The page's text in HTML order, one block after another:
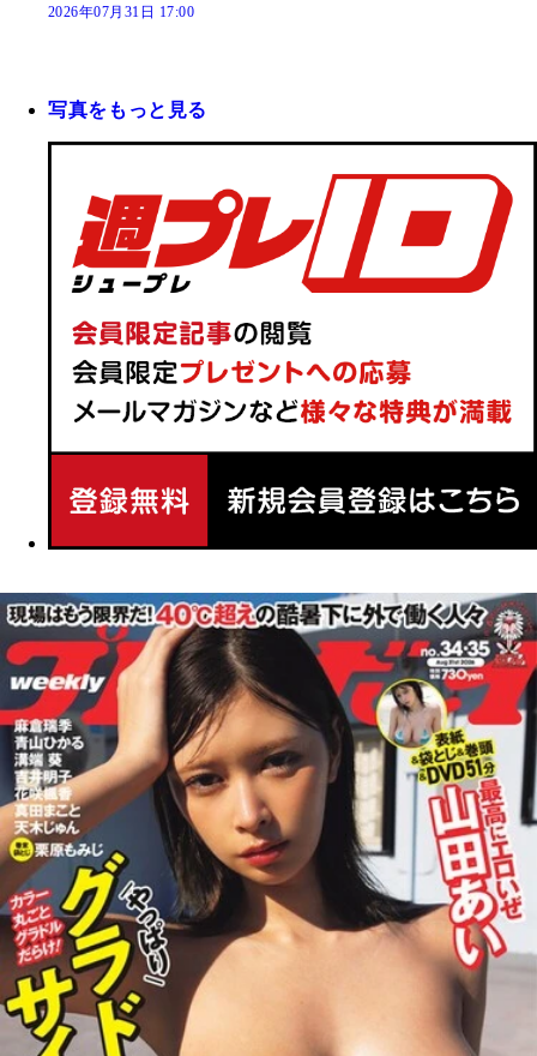
2026年07月31日 17:00
写真をもっと見る